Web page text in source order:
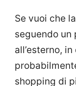
Se vuoi che
seguendo un
all’esterno,
shopping di